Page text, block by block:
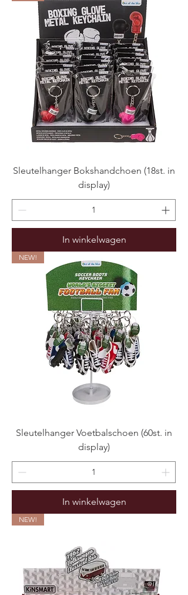
Sleutelhanger Bokshandchoen (18st. in
display)
In winkelwagen
NEW!
Sleutelhanger Voetbalschoen (60st. in
display)
In winkelwagen
NEW!